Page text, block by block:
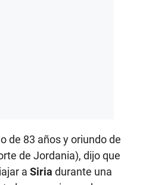
de 83 años y oriundo de
de Jordania), dijo que
a Siria durante una